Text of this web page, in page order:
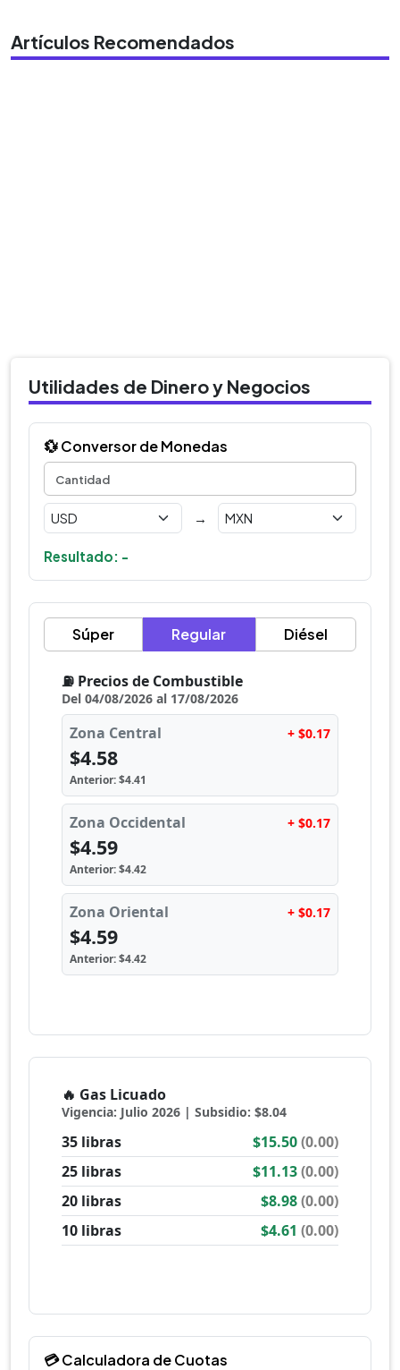
Artículos Recomendados
Utilidades de Dinero y Negocios
💱 Conversor de Monedas
→
Resultado: -
Súper Regular Diésel
💳 Calculadora de Cuotas